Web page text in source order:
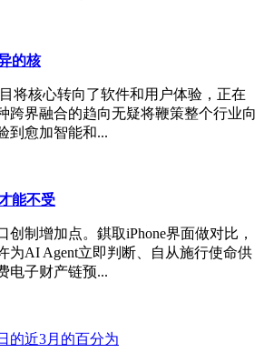
的核
将核心转向了软件和用户体验，正在
跨界融合的趋向无疑将鞭策整个行业向
到愈加智能和...
能不受
制增加点。錤取iPhone界面做对比，
为AI Agent立即判断、自从施行使命供
电子财产链预...
的近3月的百分为